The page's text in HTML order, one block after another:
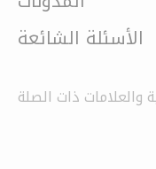
الأسئلة الشائعة
والعلامات ذات الصلة